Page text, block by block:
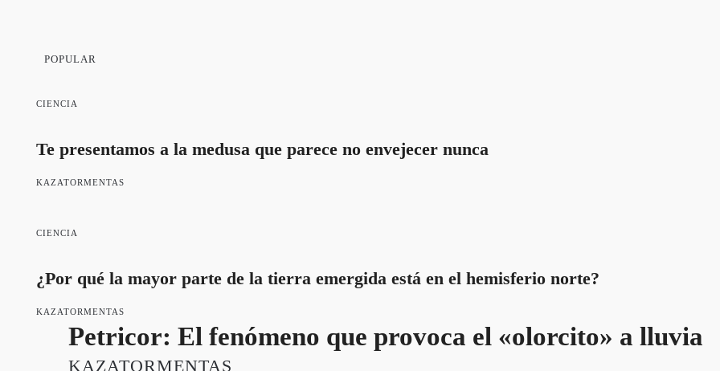
POPULAR
CIENCIA
Te presentamos a la medusa que parece no envejecer nunca
KAZATORMENTAS
CIENCIA
¿Por qué la mayor parte de la tierra emergida está en el hemisferio norte?
KAZATORMENTAS
Petricor: El fenómeno que provoca el «olorcito» a lluvia
KAZATORMENTAS